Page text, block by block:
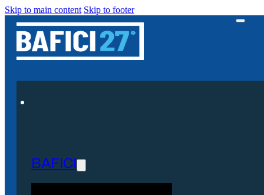
Skip to main content Skip to footer
BAFICI